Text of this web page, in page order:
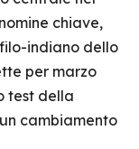
chiave,
indiano dello
per marzo
test della
cambiamento